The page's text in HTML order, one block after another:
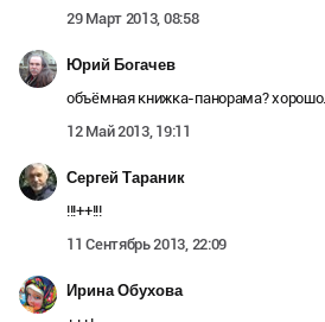
29 Март 2013, 08:58
Юрий Богачев
объёмная книжка-панорама? хорошо.
12 Май 2013, 19:11
Сергей Тараник
!!!++!!!
11 Сентябрь 2013, 22:09
Ирина Обухова